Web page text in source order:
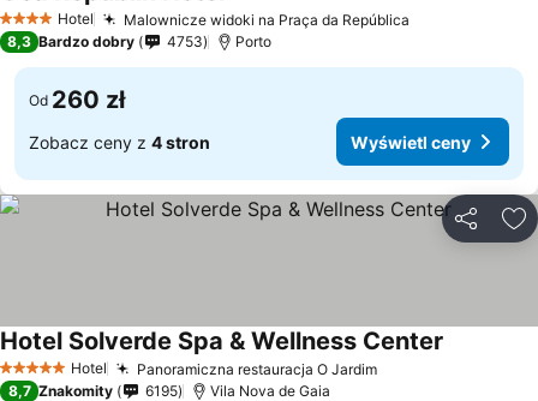
4 KategoriaHotel Malownicze widoki na Praça da República
Wyświetl ceny
8,3 Bardzo dobry 4753 Porto
Od 260 zł
Zobacz ceny z 4 stron Wyświetl ceny
5 KategoriaHotel Panoramiczna restauracja O JardimWyświetl ceny
Hotel Solverde Spa & Wellness Center
8,7 Znakomity 6195 Vila Nova de Gaia